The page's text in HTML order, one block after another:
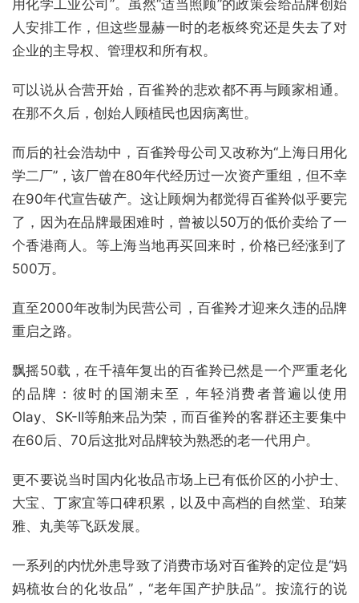
用化学工业公司”。虽然“适当照顾”的政策会给品牌创始
人安排工作，但这些显赫一时的老板终究还是失去了对
企业的主导权、管理权和所有权。
可以说从合营开始，百雀羚的悲欢都不再与顾家相通。
在那不久后，创始人顾植民也因病离世。
而后的社会浩劫中，百雀羚母公司又改称为“上海日用化
学二厂”，该厂曾在80年代经历过一次资产重组，但不幸
在90年代宣告破产。这让顾炯为都觉得百雀羚似乎要完
了，因为在品牌最困难时，曾被以50万的低价卖给了一
个香港商人。等上海当地再买回来时，价格已经涨到了
500万。
直至2000年改制为民营公司，百雀羚才迎来久违的品牌
重启之路。
飘摇50载，在千禧年复出的百雀羚已然是一个严重老化
的品牌：彼时的国潮未至，年轻消费者普遍以使用
Olay、SK-II等舶来品为荣，而百雀羚的客群还主要集中
在60后、70后这批对品牌较为熟悉的老一代用户。
更不要说当时国内化妆品市场上已有低价区的小护士、
大宝、丁家宜等口碑积累，以及中高档的自然堂、珀莱
雅、丸美等飞跃发展。
一系列的内忧外患导致了消费市场对百雀羚的定位是“妈
妈梳妆台的化妆品”，“老年国产护肤品”。按流行的说